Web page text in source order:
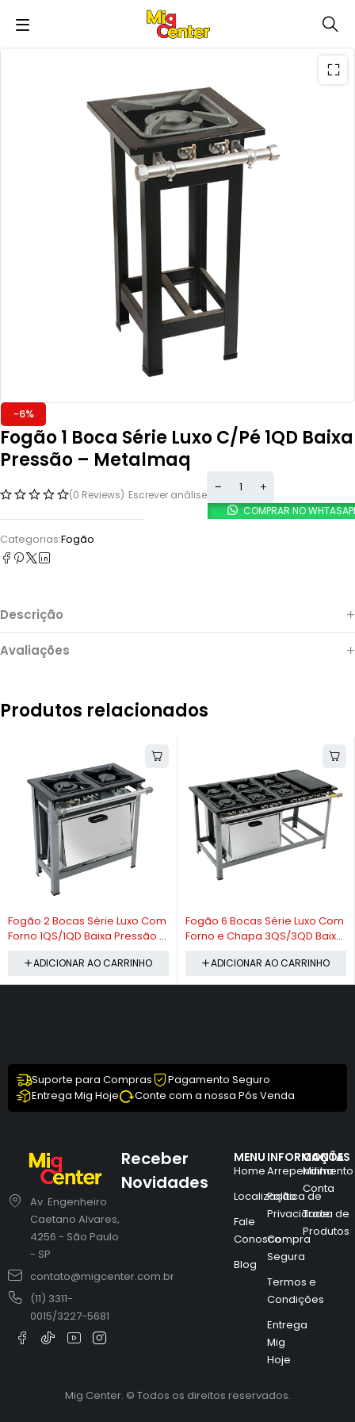
-6%
Fogão 1 Boca Série Luxo C/Pé 1QD Baixa
Pressão – Metalmaq
(0 Reviews) Escrever análise
COMPRAR NO
Categorias:Fogão
Descrição
Avaliações
Produtos relacionados
Fogão 2 Bocas Série Luxo Com
Forno 1QS/1QD Baixa Pressão -
ADICIONAR AO CARRINHO
Fogão 6 Bocas Série Luxo Com
Forno e Chapa 3QS/3QD Baixa
ADICIONAR AO CARRINHO
Suporte para Compras
Pagamento Seguro
Entrega Mig Hoje
Conte com a nossa Pós Venda
Av. Engenheiro
Caetano Alvares,
4256 - São Paulo
- SP
contato@migcenter.com.br
(11) 3311-
0015/3227-5681
MENU
Home
Localização
Fale
Conosco
Blog
INFORMAÇÕES
Arrependimento
Política de
Privacidade
Compra
Segura
Termos e
Condições
Entrega
Mig
Hoje
CONTA
Minha
Conta
Troca de
Produtos
Receber
Novidades
Mig Center. © Todos os direitos reservados.